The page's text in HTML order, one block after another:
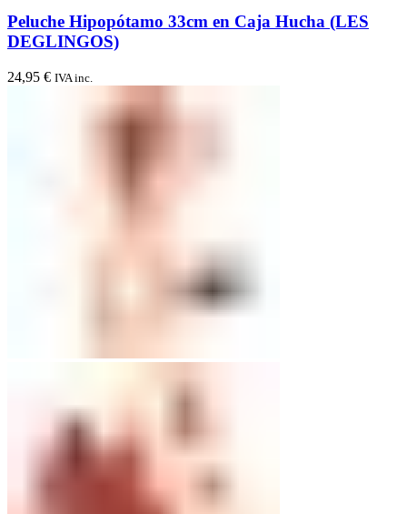
Peluche Hipopótamo 33cm en Caja Hucha (LES
DEGLINGOS)
24,95 € IVA inc.